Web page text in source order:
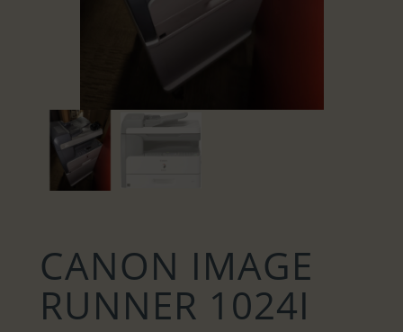
CANON IMAGE
RUNNER 1024I